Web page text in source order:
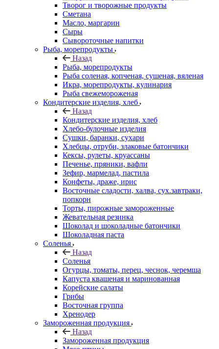
Творог и творожные продукты
Сметана
Масло, маргарин
Сыры
Сывороточные напитки
Рыба, морепродукты
Назад
Рыба, морепродукты
Рыба соленая, копченая, сушеная, вяленая
Икра, морепродукты, кулинария
Рыба свежемороженая
Кондитерские изделия, хлеб
Назад
Кондитерские изделия, хлеб
Хлебо-булочные изделия
Сушки, баранки, сухари
Хлебцы, отруби, злаковые батончики
Кексы, рулеты, круассаны
Печенье, пряники, вафли
Зефир, мармелад, пастила
Конфеты, драже, ирис
Восточные сладости, халва, сух.завтраки,
попкорн
Торты, пирожные замороженные
Жевательная резинка
Шоколад и шоколадные батончики
Шоколадная паста
Соленья
Назад
Соленья
Огурцы, томаты, перец, чеснок, черемша
Капуста квашеная и маринованная
Корейские салаты
Грибы
Восточная группа
Хренодер
Замороженная продукция
Назад
Замороженная продукция